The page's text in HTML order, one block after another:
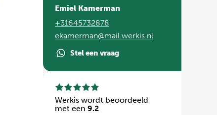
Emiel Kamerman
+31645732878
ekamerman@mail.werkis.nl
Stel een vraag
Werkis wordt beoordeeld
met een 9.2